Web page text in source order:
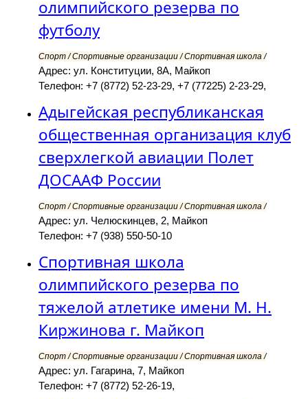
олимпийского резерва по
футболу
Спорт / Спортивные организации / Спортивная школа /
Адрес: ул. Конституции, 8А, Майкоп
Телефон: +7 (8772) 52-23-29, +7 (77225) 2-23-29,
Адыгейская республиканская
общественная организация клуб
сверхлегкой авиации Полет
ДОСААФ России
Спорт / Спортивные организации / Спортивная школа /
Адрес: ул. Челюскинцев, 2, Майкоп
Телефон: +7 (938) 550-50-10
Спортивная школа
олимпийского резерва по
тяжелой атлетике имени М. Н.
Киржинова г. Майкоп
Спорт / Спортивные организации / Спортивная школа /
Адрес: ул. Гагарина, 7, Майкоп
Телефон: +7 (8772) 52-26-19,